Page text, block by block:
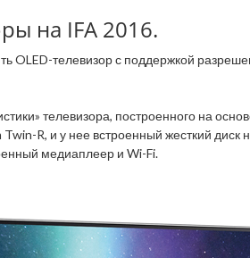
на IFA 2016.
OLED-телевизор с поддержкой
телевизора, построенного на
R, и у нее встроенный жесткий
медиаплеер и Wi-Fi.